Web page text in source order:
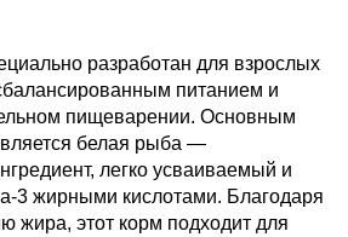
разработан для взрослых
питанием и
пищеварении. Основным
белая рыба —
легко усваиваемый и
3 жирными кислотами. Благодаря
жира, этот корм подходит для